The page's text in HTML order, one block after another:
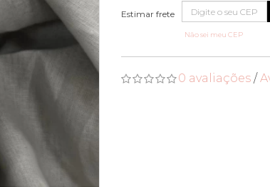
Não sei meu CEP
0 avaliações /